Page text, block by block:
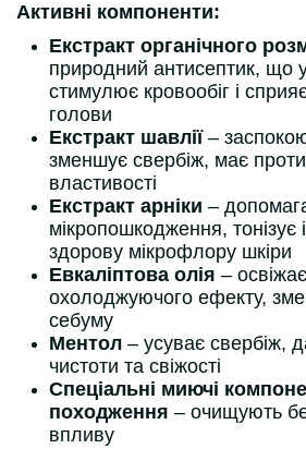
Активні компоненти:
Екстракт органічного
природний антисептик, що
стимулює кровообіг і
голови
Екстракт шавлії–
зменшує свербіж, має
властивості
Екстракт арніки –
мікропошкодження, тонізує
здорову мікрофлору шкіри
Евкаліптова олія –
охолоджуючого ефекту,
себуму
Ментол – усуває свербіж,
чистоти та свіжості
Спеціальні миючі
походження – очищують
впливу